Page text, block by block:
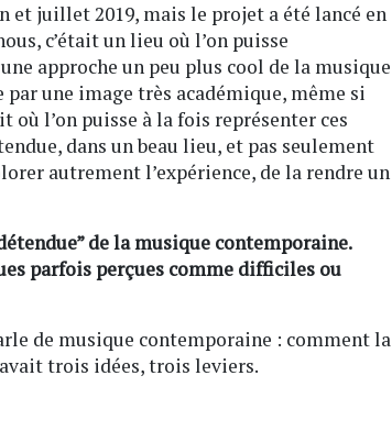
juillet 2019, mais le projet a été lancé en
c’était un lieu où l’on puisse
approche un peu plus cool de la musique
une image très académique, même si
où l’on puisse à la fois représenter ces
dans un beau lieu, et pas seulement
autrement l’expérience, de la rendre un
de la musique contemporaine.
parfois perçues comme difficiles ou
de musique contemporaine : comment la
trois idées, trois leviers.